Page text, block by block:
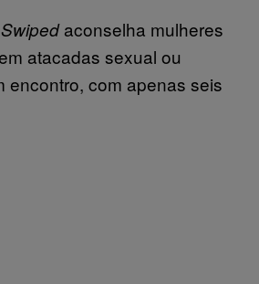
Swipedaconselha mulheres
atacadas sexual ou
encontro, com apenas seis